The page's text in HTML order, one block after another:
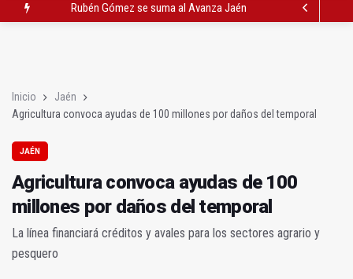
Rubén Gómez se suma al Avanza Jaén Paraíso Interior
Inicio
Jaén
Agricultura convoca ayudas de 100 millones por daños del temporal
JAÉN
Agricultura convoca ayudas de 100
millones por daños del temporal
La línea financiará créditos y avales para los sectores agrario y
pesquero